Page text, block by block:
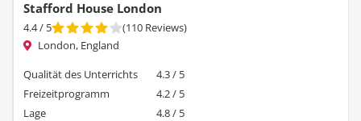
Stafford House London
4.4/ 5 (110 Reviews)
London, England
Qualität des Unterrichts
4.3 / 5
Freizeitprogramm
4.2 / 5
Lage
4.8 / 5